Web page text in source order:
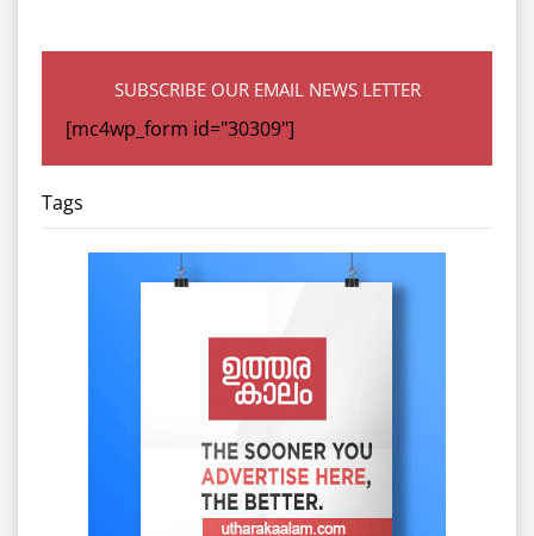
SUBSCRIBE OUR EMAIL NEWS LETTER
[mc4wp_form id="30309"]
Tags